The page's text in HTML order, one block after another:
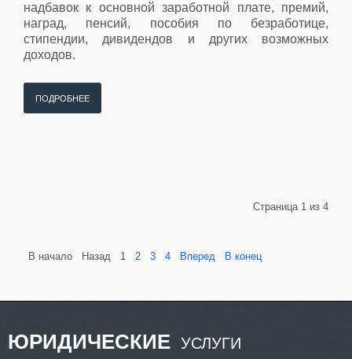
надбавок к основной заработной плате, премий,
наград, пенсий, пособия по безработице,
стипендии, дивидендов и других возможных
доходов.
ПОДРОБНЕЕ
Страница 1 из 4
В начало Назад 1 2 3 4 Вперед В конец
ЮРИДИЧЕСКИЕ УСЛУГИ